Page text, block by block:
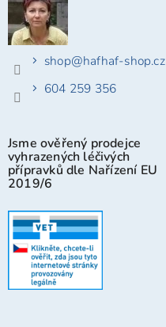
shop@hafhaf-shop.cz
604 259 356
Jsme ověřený prodejce
vyhrazených léčivých
přípravků dle Nařízení EU
2019/6